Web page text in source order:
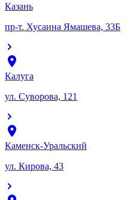
Казань
пр-т. Хусаина Ямашева, 33Б
Калуга
ул. Суворова, 121
Каменск-Уральский
ул. Кирова, 43